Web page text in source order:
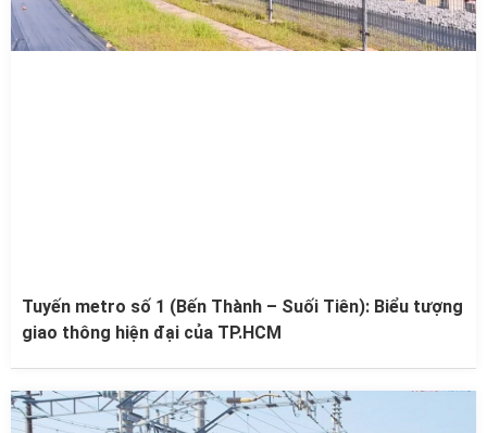
Tuyến metro số 1 (Bến Thành – Suối Tiên): Biểu tượng
giao thông hiện đại của TP.HCM